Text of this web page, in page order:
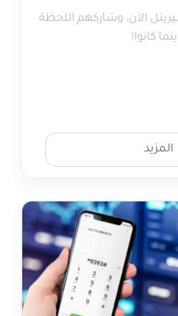
الآن، وشاركهم اللحظة
كانوا!
المزيد